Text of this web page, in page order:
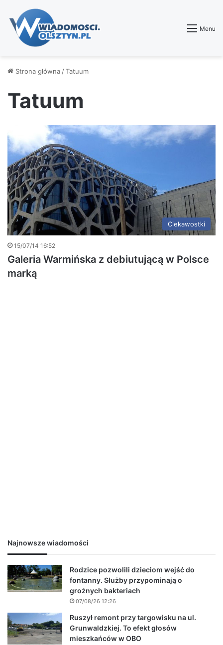
Menu
Strona główna /Tatuum
Tatuum
Ciekawostki
15/07/14 16:52
Galeria Warmińska z debiutującą w Polsce
marką
Najnowsze wiadomości
Rodzice pozwolili dzieciom wejść do
fontanny. Służby przypominają o
groźnych bakteriach
07/08/26 12:26
Ruszył remont przy targowisku na ul.
Grunwaldzkiej. To efekt głosów
mieszkańców w OBO